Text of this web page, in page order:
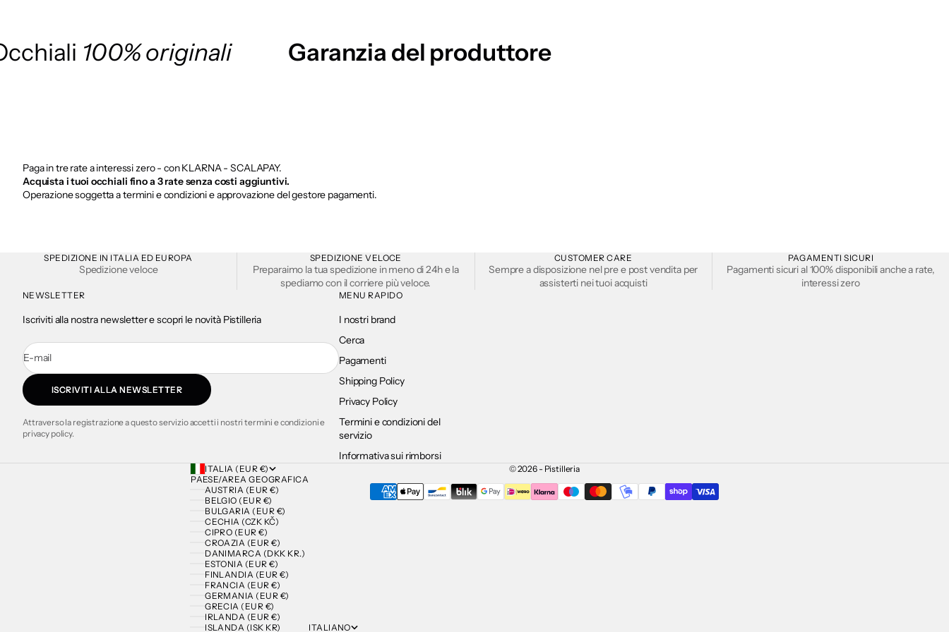
100% originali Garanzia del produttore
Paga in tre rate a interessi zero - con KLARNA - SCALAPAY.
Acquista i tuoi occhiali fino a 3 rate senza costi aggiuntivi.
Operazione soggetta a termini e condizioni e approvazione del gestore pagamenti.
SPEDIZIONE IN ITALIA ED EUROPA
Spedizione veloce
SPEDIZIONE VELOCE
Preparaimo la tua spedizione in meno di 24h e la
spediamo con il corriere più veloce.
CUSTOMER CARE
Sempre a disposizione nel pre e post vendita per
assisterti nei tuoi acquisti
PAGAMENTI SICURI
Pagamenti sicuri al 100% disponibili anche a rate,
interessi zero
NEWSLETTER
Iscriviti alla nostra newsletter e scopri le novità Pistilleria
E-mail
ISCRIVITI ALLA NEWSLETTER
Attraverso la registrazione a questo servizio accetti i nostri termini e condizioni e
privacy policy.
MENU RAPIDO
I nostri brand
Cerca
Pagamenti
Shipping Policy
Privacy Policy
Termini e condizioni del
servizio
Informativa sui rimborsi
ITALIA (EUR €)
PAESE/AREA GEOGRAFICA
AUSTRIA (EUR €)
BELGIO (EUR €)
BULGARIA (EUR €)
CECHIA (CZK KČ)
CIPRO (EUR €)
CROAZIA (EUR €)
DANIMARCA (DKK KR.)
ESTONIA (EUR €)
FINLANDIA (EUR €)
FRANCIA (EUR €)
GERMANIA (EUR €)
GRECIA (EUR €)
IRLANDA (EUR €)
ISLANDA (ISK KR)
ITALIANO
© 2026 - Pistilleria